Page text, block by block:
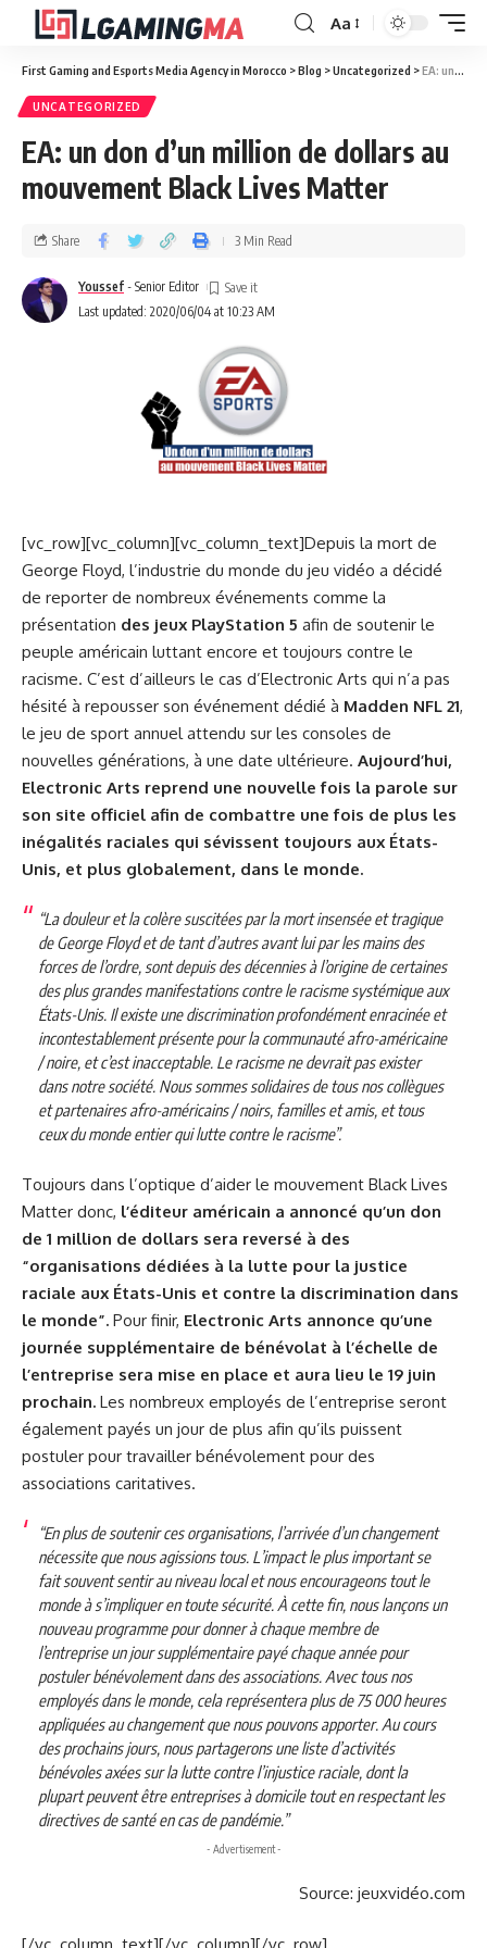
Aa
First Gaming and Esports Media Agency in Morocco >Blog >Uncategorized >EA: un don d’un million de dollars au mouvement Black Lives Matter
UNCATEGORIZED
EA: un don d’un million de dollars au
mouvement Black Lives Matter
Last updated: 2020/06/04 at 10:23 AM
Youssef - Senior Editor
Share 3 Min Read
[vc_row][vc_column][vc_column_text]Depuis la mort de
George Floyd, l’industrie du monde du jeu vidéo a décidé
de reporter de nombreux événements comme la
présentation des jeux PlayStation 5 afin de soutenir le
peuple américain luttant encore et toujours contre le
racisme. C’est d’ailleurs le cas d’Electronic Arts qui n’a pas
hésité à repousser son événement dédié à Madden NFL 21,
le jeu de sport annuel attendu sur les consoles de
nouvelles générations, à une date ultérieure. Aujourd’hui,
Electronic Arts reprend une nouvelle fois la parole sur
son site officiel afin de combattre une fois de plus les
inégalités raciales qui sévissent toujours aux États-
Unis, et plus globalement, dans le monde.
“La douleur et la colère suscitées par la mort insensée et tragique
de George Floyd et de tant d’autres avant lui par les mains des
forces de l’ordre, sont depuis des décennies à l’origine de certaines
des plus grandes manifestations contre le racisme systémique aux
États-Unis. Il existe une discrimination profondément enracinée et
incontestablement présente pour la communauté afro-américaine
/ noire, et c’est inacceptable. Le racisme ne devrait pas exister
dans notre société. Nous sommes solidaires de tous nos collègues
et partenaires afro-américains / noirs, familles et amis, et tous
ceux du monde entier qui lutte contre le racisme”.
Toujours dans l’optique d’aider le mouvement Black Lives
Matter donc, l’éditeur américain a annoncé qu’un don
de 1 million de dollars sera reversé à des
“organisations dédiées à la lutte pour la justice
raciale aux États-Unis et contre la discrimination dans
le monde”. Pour finir, Electronic Arts annonce qu’une
journée supplémentaire de bénévolat à l’échelle de
l’entreprise sera mise en place et aura lieu le 19 juin
prochain. Les nombreux employés de l’entreprise seront
également payés un jour de plus afin qu’ils puissent
postuler pour travailler bénévolement pour des
associations caritatives.
“En plus de soutenir ces organisations, l’arrivée d’un changement
nécessite que nous agissions tous. L’impact le plus important se
fait souvent sentir au niveau local et nous encourageons tout le
monde à s’impliquer en toute sécurité. À cette fin, nous lançons un
nouveau programme pour donner à chaque membre de
l’entreprise un jour supplémentaire payé chaque année pour
postuler bénévolement dans des associations. Avec tous nos
employés dans le monde, cela représentera plus de 75 000 heures
appliquées au changement que nous pouvons apporter. Au cours
des prochains jours, nous partagerons une liste d’activités
bénévoles axées sur la lutte contre l’injustice raciale, dont la
plupart peuvent être entreprises à domicile tout en respectant les
directives de santé en cas de pandémie.”
- Advertisement -
Source: jeuxvidéo.com